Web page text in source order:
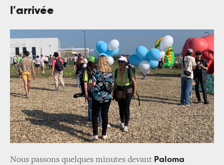
l’arrivée
Nous passons quelques minutes devant Paloma